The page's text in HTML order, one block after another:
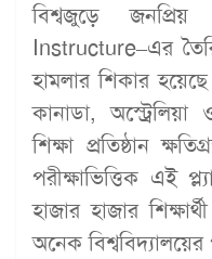
বিশ্বজুড়ে জনপ্রিয়
Instructure–এর
হামলার শিকার
কানাডা,
শিক্ষা প্রতিষ্ঠান
পরীক্ষাভিত্তিক এই
হাজার হাজার
অনেক বিশ্ববিদ্যালয়ের